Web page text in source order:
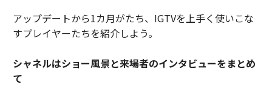
アップデートから1カ月がたち、IGTVを上手く使いこな
すプレイヤーたちを紹介しよう。
シャネルはショー風景と来場者のインタビューをまとめ
て